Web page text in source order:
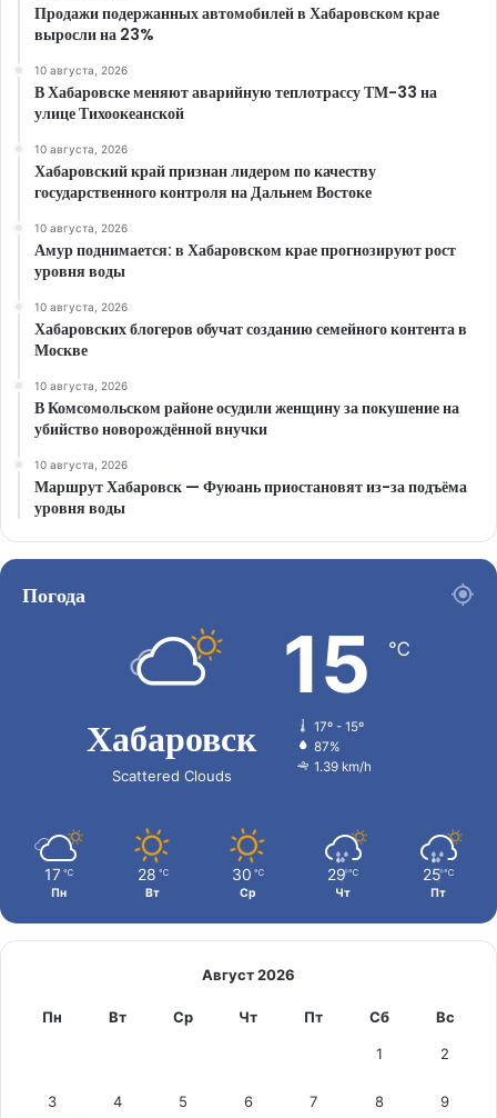
Продажи подержанных автомобилей в Хабаровском крае
выросли на 23%
10 августа, 2026
В Хабаровске меняют аварийную теплотрассу ТМ-33 на
улице Тихоокеанской
10 августа, 2026
Хабаровский край признан лидером по качеству
государственного контроля на Дальнем Востоке
10 августа, 2026
Амур поднимается: в Хабаровском крае прогнозируют рост
уровня воды
10 августа, 2026
Хабаровских блогеров обучат созданию семейного контента в
Москве
10 августа, 2026
В Комсомольском районе осудили женщину за покушение на
убийство новорождённой внучки
10 августа, 2026
Маршрут Хабаровск — Фуюань приостановят из-за подъёма
уровня воды
Погода
Хабаровск
Scattered Clouds
15 ℃
17º - 15º
87%
1.39 km/h
17 ℃
Пн
28 ℃
Вт
30 ℃
Ср
29 ℃
Чт
25 ℃
Пт
Август 2026
Пн Вт Ср Чт Пт Сб Вс
1 2
3 4 5 6 7 8 9